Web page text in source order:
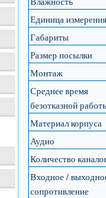
Единица измерения
Габариты
Размер посылки
Монтаж
Среднее время
безотказной
Материал корпуса
Аудио
Количество
Входное /
сопротивление